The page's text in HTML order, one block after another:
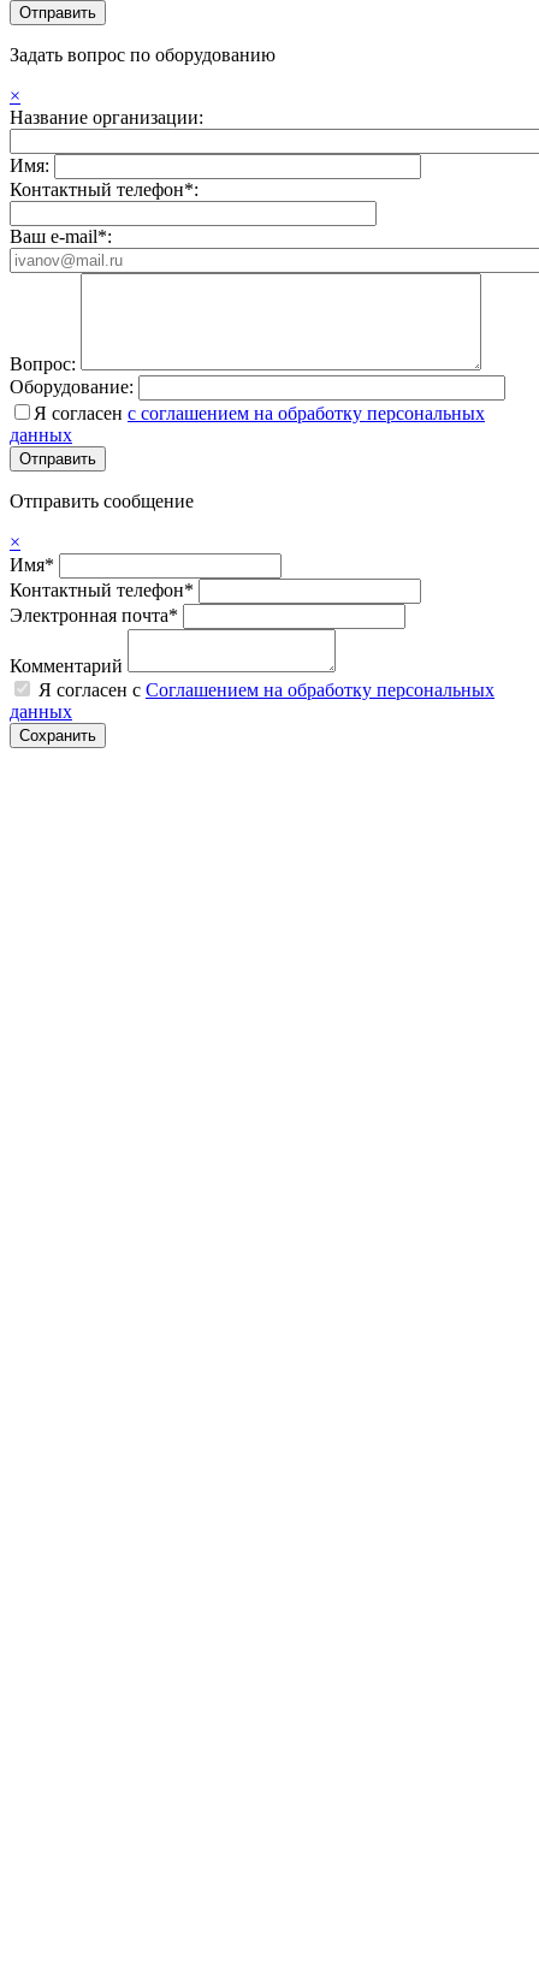
Задать вопрос по оборудованию
×
Название организации:
Имя:
Контактный телефон*:
Ваш e-mail*:
Вопрос:
Оборудование:
Я согласен с соглашением на обработку персональных
данных
Отправить сообщение
×
Имя*
Контактный телефон*
Электронная почта*
Комментарий
Я согласен с Соглашением на обработку персональных
данных